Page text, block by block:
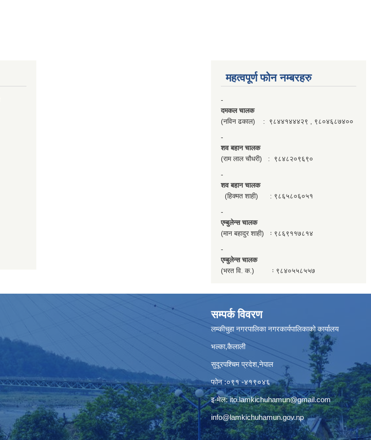
महत्वपूर्ण फाेन नम्बरहरु
-
दमकल चालक
(नविन ढकाल) : ९८४४१४४४२९ , ९८०४६८७४००
-
शव बहान चालक
(राम लाल चौधरी) : ९८४८२०९६९०
-
शव बहान चालक
(हिक्मत शाही) : ९८६५८०६०५१
-
एम्बुलेन्स चालक
(मान बहादुर शाही) ः ९८६९११७८१४
-
एम्बुलेन्स चालक
(भरत वि. क.) ः ९८४०५५८५५७
सम्पर्क विवरण
लम्कीचुहा नगरपालिका नगरकार्यपालिकाको कार्यालय
भल्का,कैलाली
सुदूरपश्चिम प्रदेश,नेपाल
फोन :०९१ -४१९०४६
इ-मेल:ito.lamkichuhamun@gmail.com
info@lamkichuhamun.gov.np